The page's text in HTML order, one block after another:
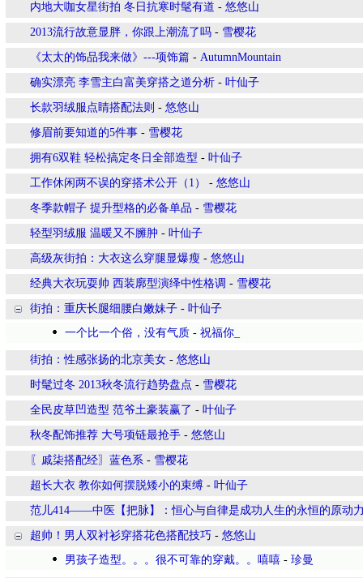
内地大咖女星街拍 冬日抗寒时髦有道 - 悠悠山
2013流行故意显胖，你跟上潮流了吗 - 雪樱花
《太太的饰品我来做》---项饰篇 - AutumnMountain
确实漂亮 李雪主白富美穿搭之道分析 - 叶仙子
长款羽绒服点睛搭配法则 - 悠悠山
修眉前要知道的5件事 - 雪樱花
拥有6双鞋 轻松搞定冬日全部造型 - 叶仙子
工作休闲两不误的穿搭术公开（1） - 悠悠山
冬季款帽子 提升型格的必备单品 - 雪樱花
轻型羽绒服 温暖又不臃肿 - 叶仙子
高级灰街拍：大衣这么穿腿显爆瘦 - 悠悠山
经典大衣玩耍帅 西装廓型演绎中性格调 - 雪樱花
街拍：重庆长腿细腰白嫩妹子 - 叶仙子
一个比一个俗，没有气质 - 祝福你_
街拍：性感张扬的北京美女 - 悠悠山
时髦过冬 2013秋冬流行趋势盘点 - 雪樱花
全民皮草凹造型 范爷土豪装赢了 - 叶仙子
秋冬配饰推荐 大号项链最抢手 - 悠悠山
〖戚柒搭配经〗蓝色系 - 雪樱花
超长大衣 教你如何摆脱矮小的束缚 - 叶仙子
范儿414——中医【把脉】：恒心与自律是成功人生的永恒的原动
超帅！男人双衬衫穿搭花色搭配技巧 - 悠悠山
男孩子造型。。。很不可靠的穿戴。。嘻嘻 - 珍曼